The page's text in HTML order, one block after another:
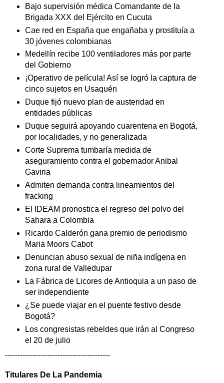
Bajo supervisión médica Comandante de la
Brigada XXX del Ejército en Cucuta
Cae red en España que engañaba y prostituía a
30 jóvenes colombianas
Medellín recibe 100 ventiladores más por parte
del Gobierno
¡Operativo de película! Así se logró la captura de
cinco sujetos en Usaquén
Duque fijó nuevo plan de austeridad en
entidades públicas
Duque seguirá apoyando cuarentena en Bogotá,
por localidades, y no generalizada
Corte Suprema tumbaría medida de
aseguramiento contra el gobernador Anibal
Gaviria
Admiten demanda contra lineamientos del
fracking
El IDEAM pronostica el regreso del polvo del
Sahara a Colombia
Ricardo Calderón gana premio de periodismo
Maria Moors Cabot
Denuncian abuso sexual de niña indígena en
zona rural de Valledupar
La Fábrica de Licores de Antioquia a un paso de
ser independiente
¿Se puede viajar en el puente festivo desde
Bogotá?
Los congresistas rebeldes que irán al Congreso
el 20 de julio
------------------------------------------
Titulares De La Pandemia